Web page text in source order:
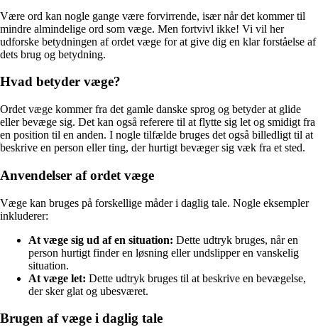
Være ord kan nogle gange være forvirrende, især når det kommer til
mindre almindelige ord som væge. Men fortvivl ikke! Vi vil her
udforske betydningen af ​​ordet væge for at give dig en klar forståelse af
dets brug og betydning.
Hvad betyder væge?
Ordet væge kommer fra det gamle danske sprog og betyder at glide
eller bevæge sig. Det kan også referere til at flytte sig let og smidigt fra
en position til en anden. I nogle tilfælde bruges det også billedligt til at
beskrive en person eller ting, der hurtigt bevæger sig væk fra et sted.
Anvendelser af ordet væge
Væge kan bruges på forskellige måder i daglig tale. Nogle eksempler
inkluderer:
At væge sig ud af en situation: Dette udtryk bruges, når en
person hurtigt finder en løsning eller undslipper en vanskelig
situation.
At væge let: Dette udtryk bruges til at beskrive en bevægelse,
der sker glat og ubesværet.
Brugen af væge i daglig tale